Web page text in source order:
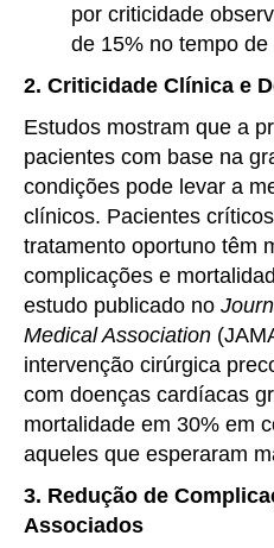
por criticidade
de 15% no tempo
2. Criticidade Clínica e
Estudos mostram que a
pacientes com base na
condições pode levar a
clínicos. Pacientes
tratamento oportuno têm
complicações e
estudo publicado no
Medical Association
intervenção cirúrgica
com doenças cardíacas
mortalidade em 30% em
aqueles que esperaram
3. Redução de
Associados